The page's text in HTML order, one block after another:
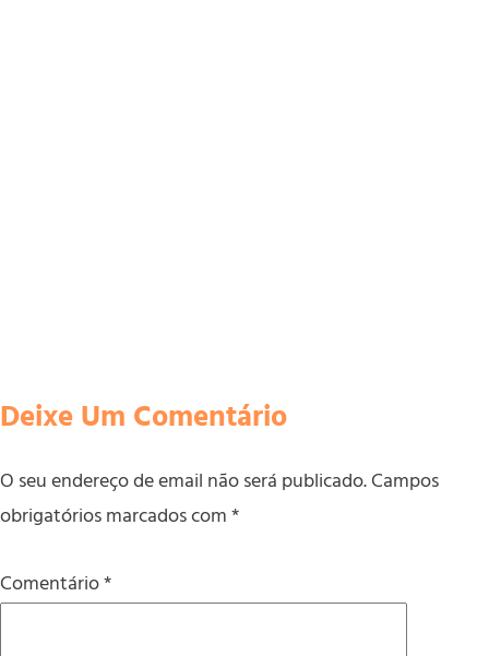
Deixe Um Comentário
O seu endereço de email não será publicado.Campos
obrigatórios marcados com*
Comentário*